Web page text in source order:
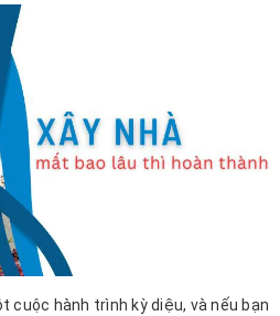
cuộc hành trình kỳ diệu, và nếu bạn